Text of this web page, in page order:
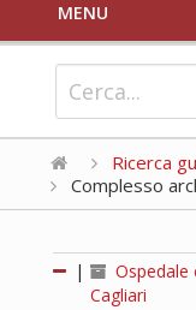
MENU
Ricerca
Complesso
|
Ospedale
Cagliari